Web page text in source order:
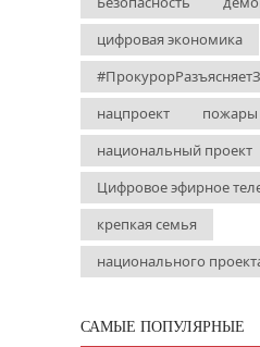
цифровая экономика
нацпроект
пожары
национальный проект
Цифровое эфирное
крепкая семья
национального
САМЫЕ ПОПУЛЯРНЫЕ